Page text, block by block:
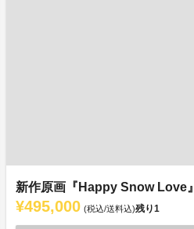
新作原画『Happy Snow Love』
¥495,000 (税込/送料込)残り1